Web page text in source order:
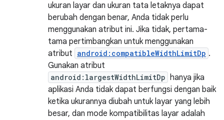
ukuran layar dan ukuran tata letaknya dapat
berubah dengan benar, Anda tidak perlu
menggunakan atribut ini. Jika tidak, pertama-
tama pertimbangkan untuk menggunakan
atribut android:compatibleWidthLimitDp .
Gunakan atribut
android:largestWidthLimitDp hanya jika
aplikasi Anda tidak dapat berfungsi dengan baik
ketika ukurannya diubah untuk layar yang lebih
besar, dan mode kompatibilitas layar adalah